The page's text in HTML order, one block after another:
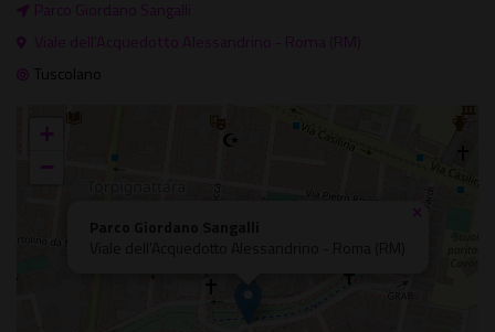
Parco Giordano Sangalli
Viale dell'Acquedotto Alessandrino - Roma (RM)
Tuscolano
×
+
−